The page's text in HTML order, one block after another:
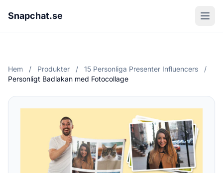
Snapchat.se
Hem / Produkter / 15 Personliga Presenter Influencers
/
Personligt Badlakan med Fotocollage